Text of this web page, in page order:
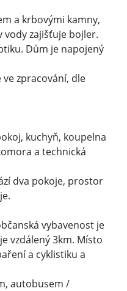
a krbovými kamny,
vody zajišťuje bojler.
Dům je napojený
ve zpracování, dle
kuchyň, koupelna
a technická
dva pokoje, prostor
vybavenost je
vzdálený 3km. Místo
a cyklistiku a
autobusem /